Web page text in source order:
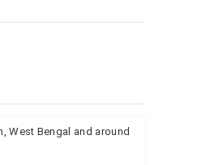
West Bengal and around